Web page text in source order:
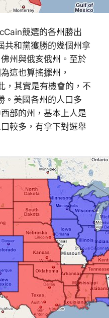
競選的各州勝出
共和黨獲勝的幾個州拿
州與俄亥俄州。至於
這也算搖擺州，
，其實是有機會的，不
。美國各州的人口多
部的州，基本上人是
較多，有拿下對選舉